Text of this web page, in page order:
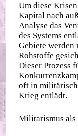
Um diese
Kapital nach
Analyse das
des Systems
Gebiete werden
Rohstoffe
Dieser Prozess
oft in
Krieg entlädt.
Militarismus als